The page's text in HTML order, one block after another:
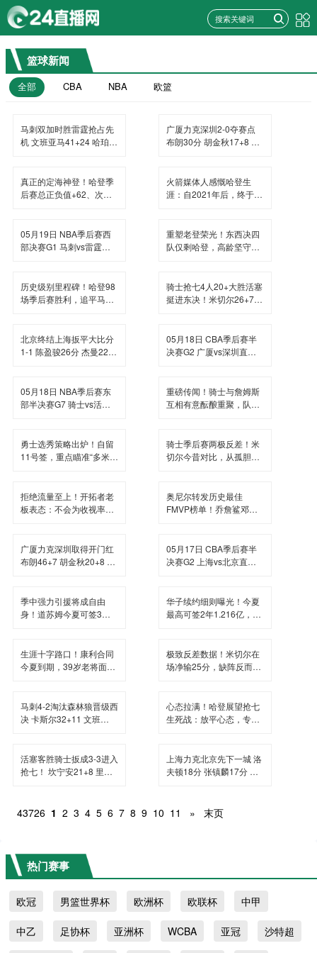
篮球新闻
全部 CBA NBA 欧篮
马刺双加时胜雷霆抢占先
机 文班亚马41+24 哈珀
广厦力克深圳2-0夺赛点
布朗30分 胡金秋17+8 贺
真正的定海神登！哈登季
后赛总正负值+62、次轮
火箭媒体人感慨哈登生
涯：自2021年后，终于体
05月19日 NBA季后赛西
部决赛G1 马刺vs雷霆直
重塑老登荣光！东西决四
队仅剩哈登，高龄坚守续
历史级别里程碑！哈登98
场季后赛胜利，追平马龙
骑士抢七4人20+大胜活塞
挺进东决！米切尔26+7
北京终结上海扳平大比分
1-1 陈盈骏26分 杰曼22分
05月18日 CBA季后赛半
决赛G2 广厦vs深圳直播
05月18日 NBA季后赛东
部半决赛G7 骑士vs活塞
重磅传闻！骑士与詹姆斯
互相有意酝酿重聚，队内
勇士选秀策略出炉！自留
11号签，重点瞄准“多米尼
骑士季后赛两极反差！米
切尔今昔对比，从孤胆英
拒绝流量至上！开拓者老
板表态：不会为收视率强
奥尼尔转发历史最佳
FMVP榜单！乔詹鲨邓四
广厦力克深圳取得开门红
布朗46+7 胡金秋20+8 克
05月17日 CBA季后赛半
决赛G2 上海vs北京直播
季中强力引援将成自由
身！道苏姆今夏可签3年
华子续约细则曝光！今夏
最高可签2年1.216亿，冲
生涯十字路口！康利合同
今夏到期，39岁老将面临
极致反差数据！米切尔在
场净输25分，缺阵反而赢
马刺4-2淘汰森林狼晋级西
决 卡斯尔32+11 文班
心态拉满！哈登展望抢七
生死战：放平心态，专注
活塞客胜骑士扳成3-3进入
抢七！ 坎宁安21+8 里德
上海力克北京先下一城 洛
夫顿18分 张镇麟17分 赵
43726 1 2 3 4 5 6 7 8 9 10 11 » 末页
热门赛事
欧冠 男篮世界杯 欧洲杯 欧联杯 中甲
中乙 足协杯 亚洲杯 WCBA 亚冠 沙特超